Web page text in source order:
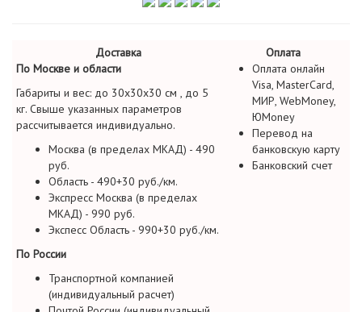
Доставка
Оплата
По Москве и области
Габариты и вес: до 30х30х30 см , до 5
кг. Свыше указанных параметров
рассчитывается индивидуально.
Москва (в пределах МКАД) - 490
руб.
Область - 490+30 руб./км.
Экспресс Москва (в пределах
МКАД) - 990 руб.
Экспесс Область - 990+30 руб./км.
По России
Транспортной компанией
(индивидуальный расчет)
Оплата онлайн
Visa, MasterCard,
МИР, WebMoney,
ЮMoney
Перевод на
банковскую карту
Банковский счет